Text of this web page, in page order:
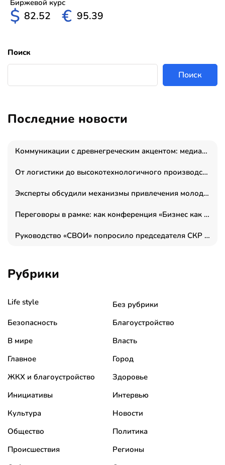
Биржевой курс
$ 82.52 € 95.39
Поиск
Поиск
Последние новости
Коммуникации с древнегреческим акцентом: медиаменеджер и журналист Владимир Дергачев запустил коммуникационное агентство «Сократ 2.0»
От логистики до высокотехнологичного производства: как основатель “гагаринга” выстраивает экосистему безопасности и гражданских БПЛА
Эксперты обсудили механизмы привлечения молодых специалистов в промышленные города
Переговоры в рамке: как конференция «Бизнес как искусство» переформатирует деловой этикет в стенах ТПП РФ
Руководство «СВОИ» попросило председателя СКР дать правовую оценку обысков в тыловом штабе
Рубрики
Life style
Без рубрики
Безопасность
Благоустройство
В мире
Власть
Главное
Город
ЖКХ и благоустройство
Здоровье
Инициативы
Интервью
Культура
Новости
Общество
Политика
Происшествия
Регионы